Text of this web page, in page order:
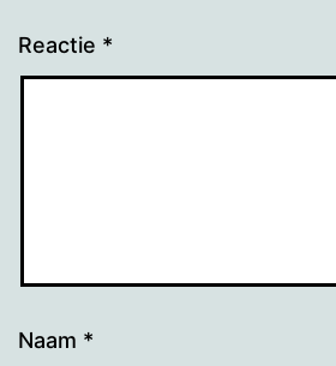
Reactie *
Naam *